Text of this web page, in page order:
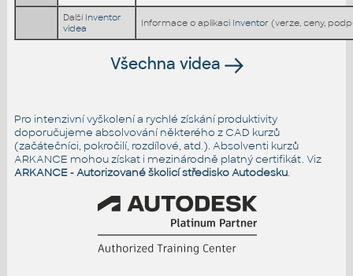
Další Inventor
videa
Informace o aplikaci Inventor (verze, ceny,
Všechna videa
Pro intenzivní vyškolení a rychlé získání produktivity
doporučujeme absolvování některého z CAD kurzů
(začátečníci, pokročilí, rozdílové, atd.). Absolventi kurzů
ARKANCE mohou získat i mezinárodně platný certifikát. Viz
ARKANCE - Autorizované školicí středisko Autodesku.